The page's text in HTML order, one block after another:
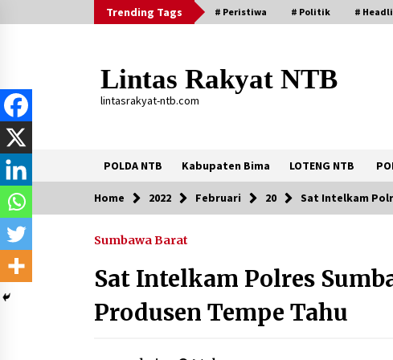
to
Trending Tags # Peristiwa # Politik #
Lintas Rakyat NTB
lintasrakyat-ntb.com
POLDA NTB Kabupaten Bima LOTENG NTB
Trending Now
di Dompu, Ketegangan Memuncak di
Kampung Bebas Dari Narkoba
2 tahun ago
Home 2022 Februari 20 Sat Intelkam
Sumbawa Barat
Sat Intelkam Polres
Produsen Tempe Tahu